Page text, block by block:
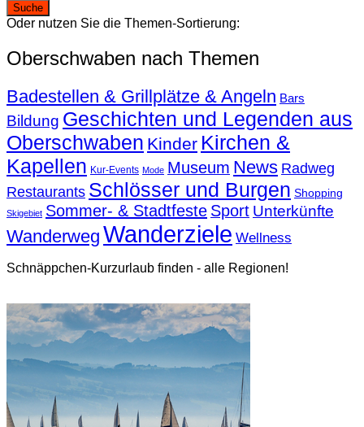
Oder nutzen Sie die Themen-Sortierung:
Oberschwaben nach Themen
Badestellen & Grillplätze & Angeln Bars
Bildung Geschichten und Legenden aus
Oberschwaben Kinder Kirchen &
Kapellen Kur-Events Mode Museum News Radweg
Restaurants Schlösser und Burgen Shopping
Skigebiet Sommer- & Stadtfeste Sport Unterkünfte
Wanderweg Wanderziele Wellness
Schnäppchen-Kurzurlaub finden - alle Regionen!